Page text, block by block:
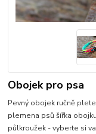
Obojek pro psa
Pevný obojek ručně
plemena psů šířka
půlkroužek - vyberte si